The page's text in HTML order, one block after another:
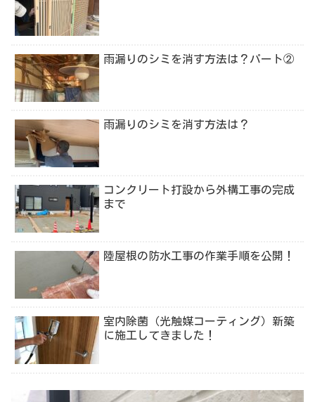
雨漏りのシミを消す方法は？パート②
雨漏りのシミを消す方法は？
コンクリート打設から外構工事の完成
まで
陸屋根の防水工事の作業手順を公開！
室内除菌（光触媒コーティング）新築
に施工してきました！